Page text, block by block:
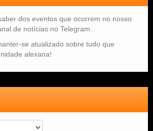
dos eventos que ocorrem no nosso
de notícias no Telegram.
se atualizado sobre tudo que
alexana!